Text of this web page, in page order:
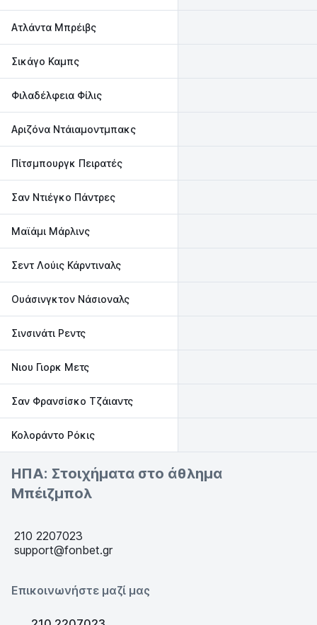
Ατλάντα Μπρέιβς
Σικάγο Καμπς
Φιλαδέλφεια Φίλις
Αριζόνα Ντάιαμοντμπακς
Πίτσμπουργκ Πειρατές
Σαν Ντιέγκο Πάντρες
Μαϊάμι Μάρλινς
Σεντ Λούις Κάρντιναλς
Ουάσινγκτον Νάσιοναλς
Σινσινάτι Ρεντς
Νιου Γιορκ Μετς
Σαν Φρανσίσκο Τζάιαντς
Κολοράντο Ρόκις
ΗΠΑ: Στοιχήματα στο άθλημα
Μπέιζμπολ
210 2207023
support@fonbet.gr
Επικοινωνήστε μαζί μας